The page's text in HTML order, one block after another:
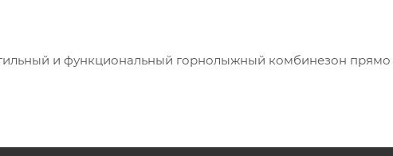
и функциональный горнолыжный комбинезон прямо